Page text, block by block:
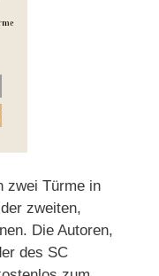
zwei Türme in
zweiten,
Die Autoren,
des SC